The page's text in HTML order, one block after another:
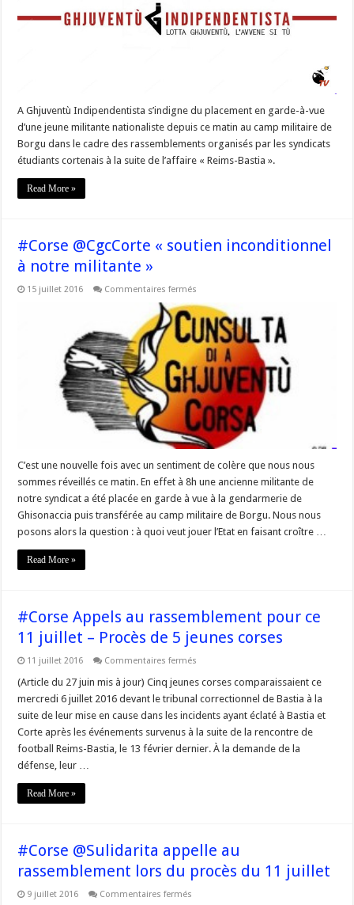
à-
vue »
A Ghjuventù Indipendentista s’indigne du placement en garde-à-vue
d’une jeune militante nationaliste depuis ce matin au camp militaire de
Borgu dans le cadre des rassemblements organisés par les syndicats
étudiants cortenais à la suite de l’affaire « Reims-Bastia ».
Read More »
#Corse @CgcCorte « soutien inconditionnel
à notre militante »
15 juillet 2016 Commentaires fermés
@CgcCorte
« soutien
inconditionnel
à
notre
militante »
C’est une nouvelle fois avec un sentiment de colère que nous nous
sommes réveillés ce matin. En effet à 8h une ancienne militante de
notre syndicat a été placée en garde à vue à la gendarmerie de
Ghisonaccia puis transférée au camp militaire de Borgu. Nous nous
posons alors la question : à quoi veut jouer l’Etat en faisant croître …
Read More »
#Corse Appels au rassemblement pour ce
11 juillet – Procès de 5 jeunes corses
11 juillet 2016 Commentaires fermés
Appels
rassemblement
pour
ce
11
juillet
–
(Article du 27 juin mis à jour) Cinq jeunes corses comparaissaient ce
mercredi 6 juillet 2016 devant le tribunal correctionnel de Bastia à la
suite de leur mise en cause dans les incidents ayant éclaté à Bastia et
Corte après les événements survenus à la suite de la rencontre de
football Reims-Bastia, le 13 février dernier. À la demande de la
défense, leur …
Read More »
#Corse @Sulidarita appelle au
rassemblement lors du procès du 11 juillet
9 juillet 2016 Commentaires fermés